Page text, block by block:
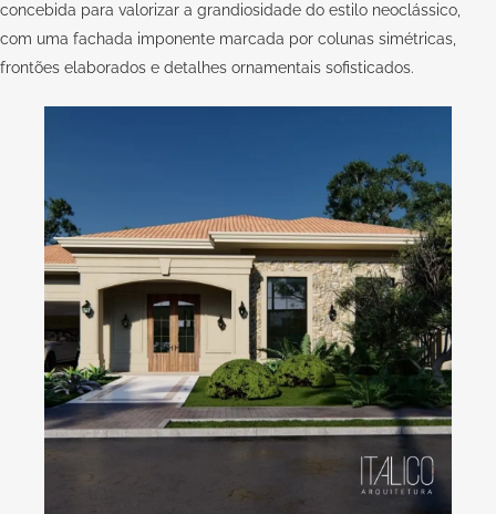
concebida para valorizar a grandiosidade do estilo neoclássico,
com uma fachada imponente marcada por colunas simétricas,
frontões elaborados e detalhes ornamentais sofisticados.